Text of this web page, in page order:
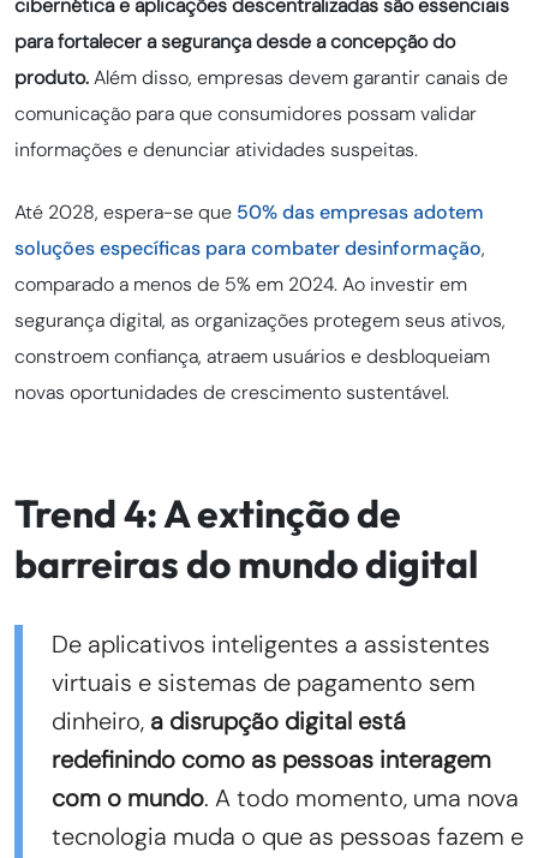
cibernética e aplicações descentralizadas são essenciais
para fortalecer a segurança desde a concepção do
produto.Além disso, empresas devem garantir canais de
comunicação para que consumidores possam validar
informações e denunciar atividades suspeitas.
Até 2028, espera-se que 50% das empresas adotem
soluções específicas para combater desinformação,
comparado a menos de 5% em 2024. Ao investir em
segurança digital, as organizações protegem seus ativos,
constroem confiança, atraem usuários e desbloqueiam
novas oportunidades de crescimento sustentável.
Trend 4: A extinção de
barreiras do mundo digital
De aplicativos inteligentes a assistentes
virtuais e sistemas de pagamento sem
dinheiro, a disrupção digital está
redefinindo como as pessoas interagem
com o mundo. A todo momento, uma nova
tecnologia muda o que as pessoas fazem e